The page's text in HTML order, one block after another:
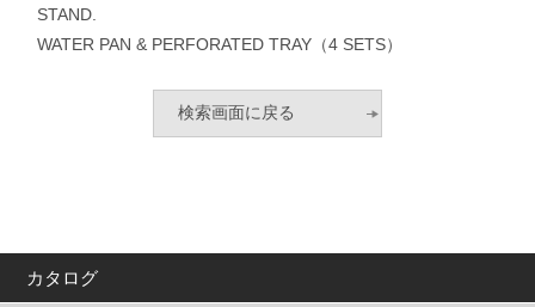
STAND.
WATER PAN & PERFORATED TRAY（4 SETS）
カタログ